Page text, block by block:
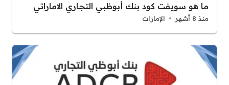
ما هو سويفت كود بنك أبوظبي التجاري الاماراتي
منذ 8 أشهر الإمارات